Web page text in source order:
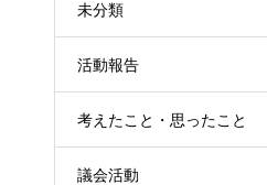
未分類
活動報告
考えたこと・思ったこと
議会活動